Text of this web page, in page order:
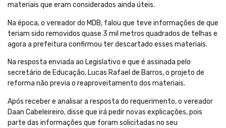
materiais que eram considerados ainda úteis.
Na época, o vereador do MDB, falou que teve informações de que
teriam sido removidos quase 3 mil metros quadrados de telhas e
agora a prefeitura confirmou ter descartado esses materiais.
Na resposta enviada ao Legislativo e que é assinada pelo
secretário de Educação, Lucas Rafael de Barros, o projeto de
reforma não previa o reaproveitamento dos materiais.
Após receber e analisar a resposta do requerimento, o vereador
Daan Cabeleireiro, disse que irá pedir novas explicações, pois
parte das informações que foram solicitadas no seu